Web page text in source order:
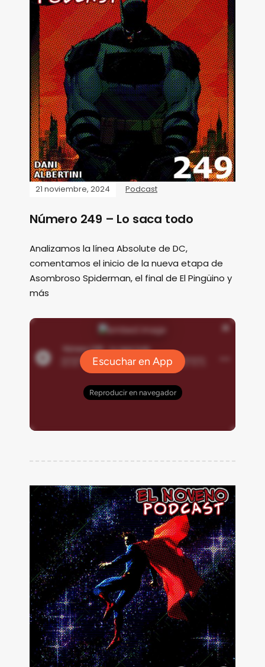
21 noviembre, 2024 Podcast
Número 249 – Lo saca todo
Analizamos la línea Absolute de DC,
comentamos el inicio de la nueva etapa de
Asombroso Spiderman, el final de El Pingüino y
más